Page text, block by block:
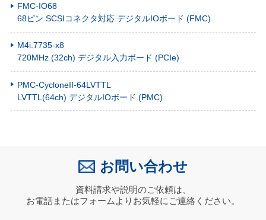
FMC-IO68
68ピン SCSIコネクタ対応 デジタルIOボード (FMC)
M4i.7735-x8
720MHz (32ch) デジタル入力ボード (PCIe)
PMC-CycloneII-64LVTTL
LVTTL(64ch) デジタルIOボード (PMC)
お問い合わせ
資料請求や説明のご依頼は、
お電話またはフォームよりお気軽にご連絡ください。